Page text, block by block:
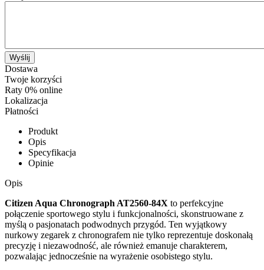
Wyślij
Dostawa
Twoje korzyści
Raty 0% online
Lokalizacja
Płatności
Produkt
Opis
Specyfikacja
Opinie
Opis
Citizen Aqua Chronograph AT2560-84X to perfekcyjne
połączenie sportowego stylu i funkcjonalności, skonstruowane z
myślą o pasjonatach podwodnych przygód. Ten wyjątkowy
nurkowy zegarek z chronografem nie tylko reprezentuje doskonałą
precyzję i niezawodność, ale również emanuje charakterem,
pozwalając jednocześnie na wyrażenie osobistego stylu.